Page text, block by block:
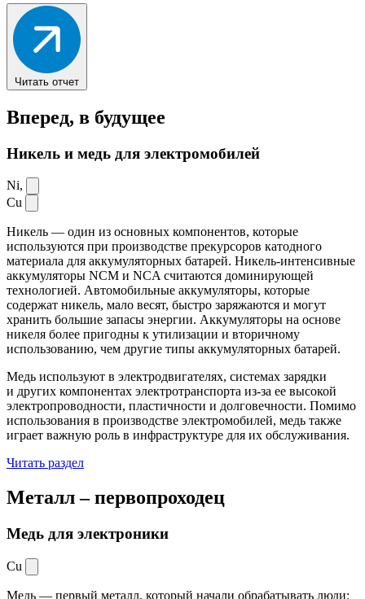
Читать отчет
Вперед, в будущее
Никель и медь для электромобилей
Ni,
Cu
Никель — один из основных компонентов, которые
используются при производстве прекурсоров катодного
материала для аккумуляторных батарей. Никель-интенсивные
аккумуляторы NCM и NCA считаются доминирующей
технологией. Автомобильные аккумуляторы, которые
содержат никель, мало весят, быстро заряжаются и могут
хранить большие запасы энергии. Аккумуляторы на основе
никеля более пригодны к утилизации и вторичному
использованию, чем другие типы аккумуляторных батарей.
Медь используют в электродвигателях, системах зарядки
и других компонентах электротранспорта из-за ее высокой
электропроводности, пластичности и долговечности. Помимо
использования в производстве электромобилей, медь также
играет важную роль в инфраструктуре для их обслуживания.
Читать раздел
Металл –первопроходец
Медь для электроники
Cu
Медь — первый металл, который начали обрабатывать люди: